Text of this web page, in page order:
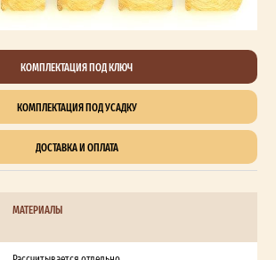
КОМПЛЕКТАЦИЯ ПОД КЛЮЧ
КОМПЛЕКТАЦИЯ ПОД УСАДКУ
ДОСТАВКА И ОПЛАТА
МАТЕРИАЛЫ